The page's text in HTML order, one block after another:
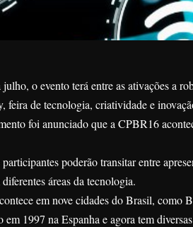
o evento terá entre as ativações a
feira de tecnologia, criatividade e
foi anunciado que a CPBR16
poderão transitar entre
áreas da tecnologia.
em nove cidades do Brasil,
em 1997 na Espanha e agora tem